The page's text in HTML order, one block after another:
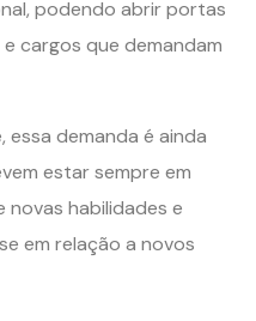
podendo abrir portas
cargos que demandam
essa demanda é ainda
estar sempre em
habilidades e
em relação a novos